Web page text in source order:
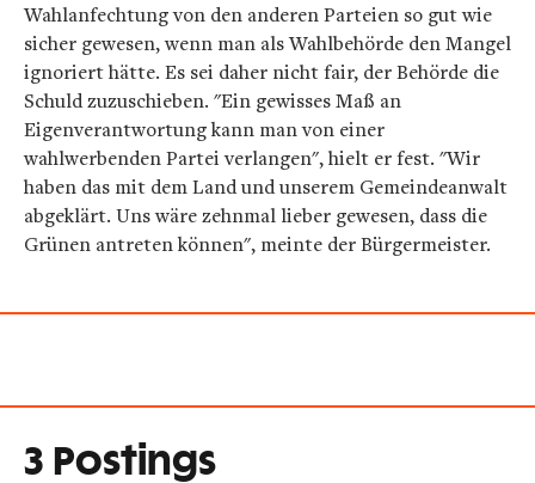
Wahlanfechtung von den anderen Parteien so gut wie
sicher gewesen, wenn man als Wahlbehörde den Mangel
ignoriert hätte. Es sei daher nicht fair, der Behörde die
Schuld zuzuschieben. "Ein gewisses Maß an
Eigenverantwortung kann man von einer
wahlwerbenden Partei verlangen", hielt er fest. "Wir
haben das mit dem Land und unserem Gemeindeanwalt
abgeklärt. Uns wäre zehnmal lieber gewesen, dass die
Grünen antreten können", meinte der Bürgermeister.
3 Postings